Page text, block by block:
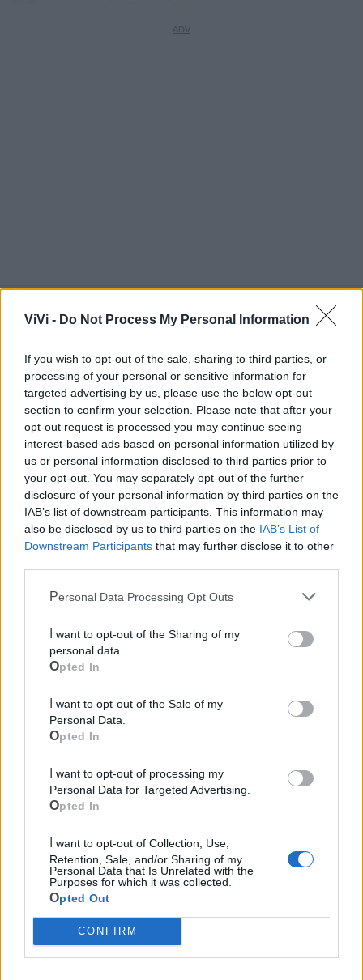
ViVi - Do Not Process My Personal Information
If you wish to opt-out of the sale, sharing to third parties, or
processing of your personal or sensitive information for
targeted advertising by us, please use the below opt-out
section to confirm your selection. Please note that after your
opt-out request is processed you may continue seeing
interest-based ads based on personal information utilized by
us or personal information disclosed to third parties prior to
your opt-out. You may separately opt-out of the further
disclosure of your personal information by third parties on the
IAB’s list of downstream participants. This information may
also be disclosed by us to third parties on the IAB’s List of
Downstream Participants that may further disclose it to other
Personal Data Processing Opt Outs
personal data.
Opted In
Personal Data.
Opted In
Personal Data for Targeted Advertising.
Opted In
Retention, Sale, and/or Sharing of my
Personal Data that Is Unrelated with the
Purposes for which it was collected.
Opted Out
CONFIRM
Mondo CIA
Cia Agricoltori Italiani | Puglia - Area Due
Mari
Scopri tutte le notizie, gli eventi e la Web TV di Cia Puglia - Area
135